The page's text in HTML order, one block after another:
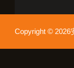
Copyright ©